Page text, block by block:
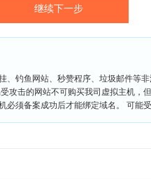
钓鱼网站、秒赞程序、垃圾邮件
攻击的网站不可购买我司虚拟主机，
必须备案成功后才能绑定域名。 可能